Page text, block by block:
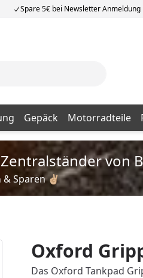
Spare 5€ bei Newsletter Anmeldung
Gepäck Motorradteile
Zentralständer von
Sparen ✌🏼
Oxford
Das Oxford Tankpad